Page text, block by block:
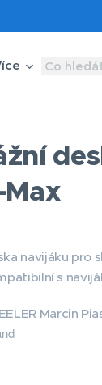
navijáku pro
s
Marcin